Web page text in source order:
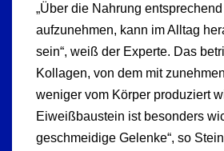
„Über die Nahrung
aufzunehmen, kann im Alltag
sein“, weiß der Experte. Das
Kollagen, von dem mit
weniger vom Körper produziert
Eiweißbaustein ist besonders
geschmeidige Gelenke“, so